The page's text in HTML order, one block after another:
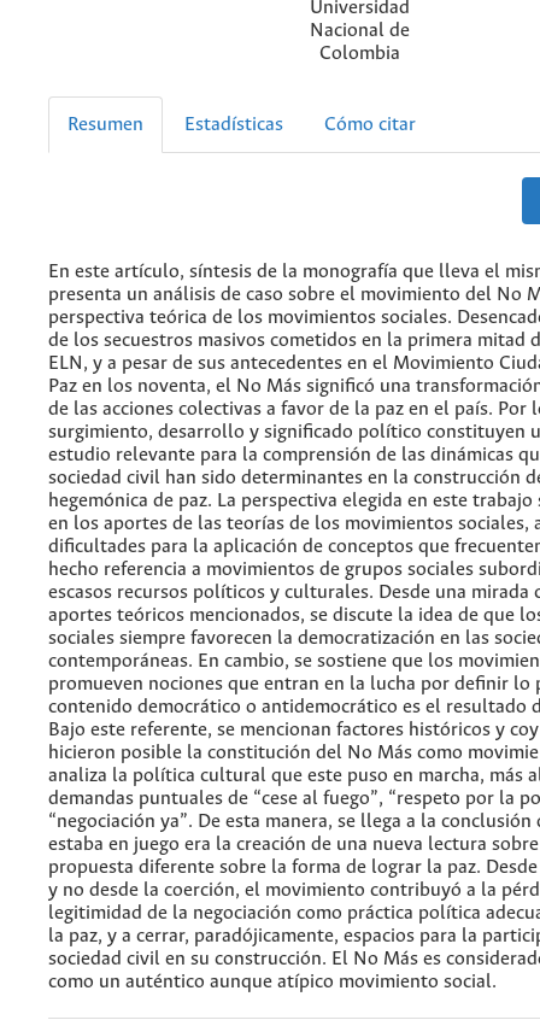
Universidad
Nacional de
Colombia
Resumen Estadísticas Cómo citar
En este artículo, síntesis de la monografía que lleva el
presenta un análisis de caso sobre el movimiento del No
perspectiva teórica de los movimientos sociales.
de los secuestros masivos cometidos en la primera mitad
ELN, y a pesar de sus antecedentes en el Movimiento
Paz en los noventa, el No Más significó una
de las acciones colectivas a favor de la paz en el país. Por
surgimiento, desarrollo y significado político constituyen
estudio relevante para la comprensión de las dinámicas
sociedad civil han sido determinantes en la construcción
hegemónica de paz. La perspectiva elegida en este
en los aportes de las teorías de los movimientos sociales,
dificultades para la aplicación de conceptos que
hecho referencia a movimientos de grupos sociales
escasos recursos políticos y culturales. Desde una mirada
aportes teóricos mencionados, se discute la idea de que
sociales siempre favorecen la democratización en las
contemporáneas. En cambio, se sostiene que los
promueven nociones que entran en la lucha por definir lo
contenido democrático o antidemocrático es el resultado
Bajo este referente, se mencionan factores históricos y
hicieron posible la constitución del No Más como
analiza la política cultural que este puso en marcha, más
demandas puntuales de “cese al fuego”, “respeto por la
“negociación ya”. De esta manera, se llega a la
estaba en juego era la creación de una nueva lectura
propuesta diferente sobre la forma de lograr la paz.
y no desde la coerción, el movimiento contribuyó a la
legitimidad de la negociación como práctica política
la paz, y a cerrar, paradójicamente, espacios para la
sociedad civil en su construcción. El No Más es
como un auténtico aunque atípico movimiento social.